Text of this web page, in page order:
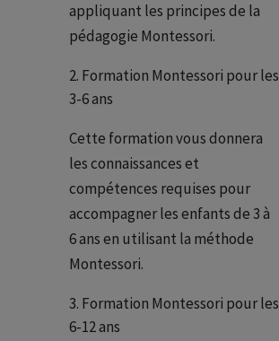
appliquant les principes de la
pédagogie Montessori.
Formation Montessori pour les
3-6 ans
Cette formation vous donnera
les connaissances et
compétences requises pour
accompagner les enfants de 3 à
6 ans en utilisant la méthode
Montessori.
Formation Montessori pour les
6-12 ans